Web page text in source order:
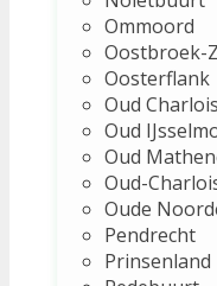
Ommoord
Oostbroek-
Oosterflank
Oud Charlois
Oud
Oud
Oud-
Oude
Pendrecht
Prinsenland